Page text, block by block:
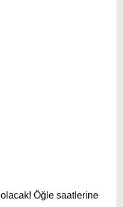
olacak! Öğle saatlerine